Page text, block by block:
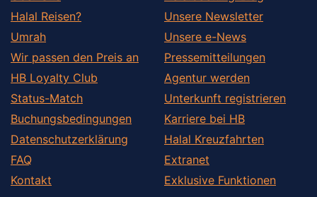
Halal Reisen?
Umrah
Wir passen den Preis an
HB Loyalty Club
Status-Match
Buchungsbedingungen
Datenschutzerklärung
FAQ
Kontakt
Unsere Newsletter
Unsere e-News
Pressemitteilungen
Agentur werden
Unterkunft registrieren
Karriere bei HB
Halal Kreuzfahrten
Extranet
Exklusive Funktionen